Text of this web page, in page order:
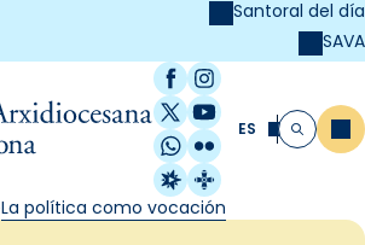
Santoral del día
SAVA
Facebook
Instagram
X / Twitter
YouTube
WhatsApp
Flickr
Radio Estel
Catalunya
ES Buscar
La política como vocación